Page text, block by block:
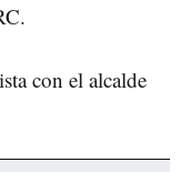
con el alcalde